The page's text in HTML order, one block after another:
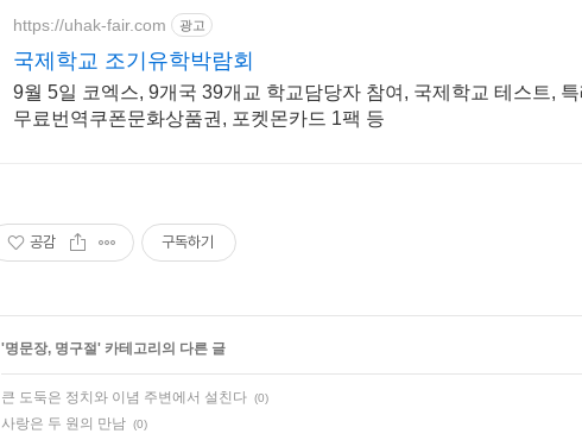
https://uhak-fair.com 광고
국제학교 조기유학박람회
9월 5일 코엑스, 9개국 39개교 학교담당자 참여, 국제학교 테스트,
무료번역쿠폰문화상품권, 포켓몬카드 1팩 등
공감 구독하기
'명문장, 명구절' 카테고리의 다른 글
큰 도둑은 정치와 이념 주변에서 설친다 (0)
사랑은 두 원의 만남 (0)